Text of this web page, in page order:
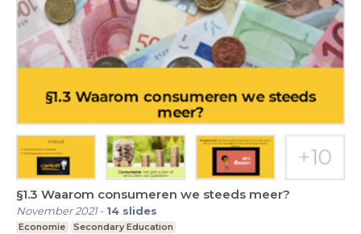
§1.3 Waarom consumeren we steeds meer?
November 2021- 14 slides
Economie Secondary Education